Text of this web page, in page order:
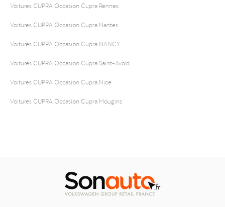
Voitures CUPRA Occasion Cupra Rennes
Voitures CUPRA Occasion Cupra Nantes
Voitures CUPRA Occasion Cupra NANCY
Voitures CUPRA Occasion Cupra Saint-Avold
Voitures CUPRA Occasion Cupra Nice
Voitures CUPRA Occasion Cupra Mougins